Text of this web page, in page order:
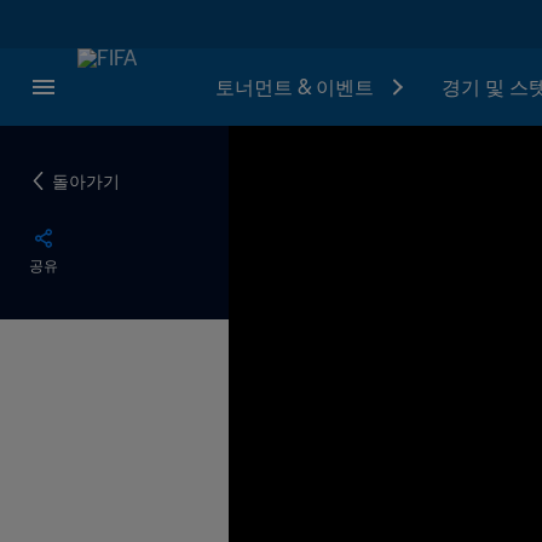
토너먼트 & 이벤트 경기 및 스
돌아가기
공유